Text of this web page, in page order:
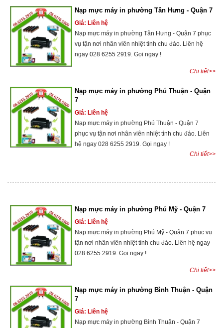
Nạp mực máy in phường Tân Hưng - Quận 7
Giá: Liên hệ
Nạp mực máy in phường Tân Hưng - Quận 7 phục
vụ tận nơi nhân viên nhiệt tình chu đáo. Liên hệ
ngay 028 6255 2919. Gọi ngay !
Chi tiết>>
Nạp mực máy in phường Phú Thuận - Quận
7
Giá: Liên hệ
Nạp mực máy in phường Phú Thuận - Quận 7
phục vụ tận nơi nhân viên nhiệt tình chu đáo. Liên
hệ ngay 028 6255 2919. Gọi ngay !
Chi tiết>>
Nạp mực máy in phường Phú Mỹ - Quận 7
Giá: Liên hệ
Nạp mực máy in phường Phú Mỹ - Quận 7 phục vụ
tận nơi nhân viên nhiệt tình chu đáo. Liên hệ ngay
028 6255 2919. Gọi ngay !
Chi tiết>>
Nạp mực máy in phường Bình Thuận - Quận
7
Giá: Liên hệ
Nạp mực máy in phường Bình Thuận - Quận 7